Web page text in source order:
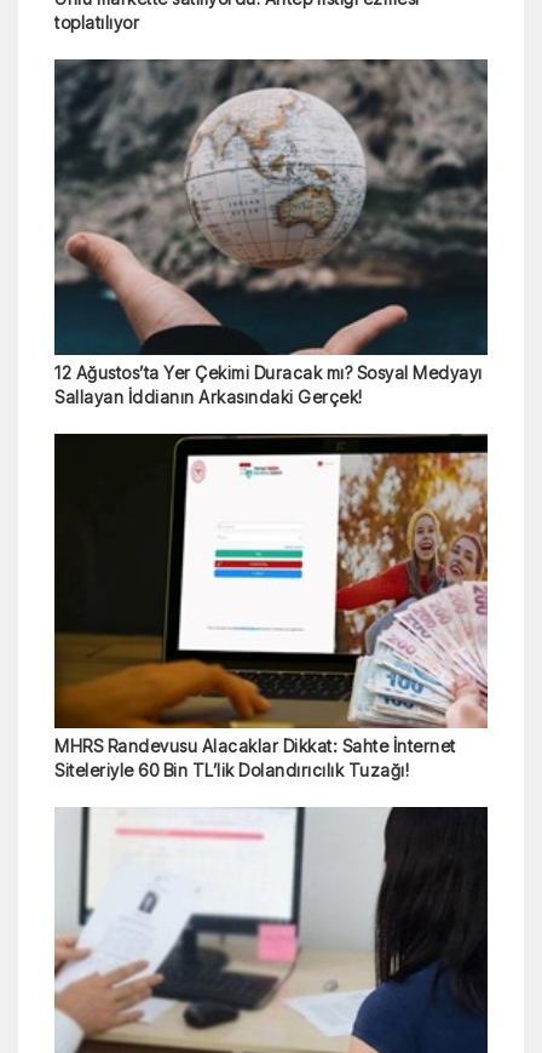
toplatılıyor
12 Ağustos’ta Yer Çekimi Duracak mı? Sosyal Medyayı
Sallayan İddianın Arkasındaki Gerçek!
MHRS Randevusu Alacaklar Dikkat: Sahte İnternet
Siteleriyle 60 Bin TL’lik Dolandırıcılık Tuzağı!